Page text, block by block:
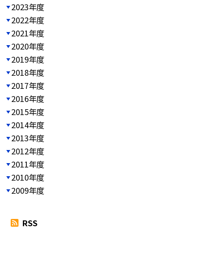
2023年度
2022年度
2021年度
2020年度
2019年度
2018年度
2017年度
2016年度
2015年度
2014年度
2013年度
2012年度
2011年度
2010年度
2009年度
RSS